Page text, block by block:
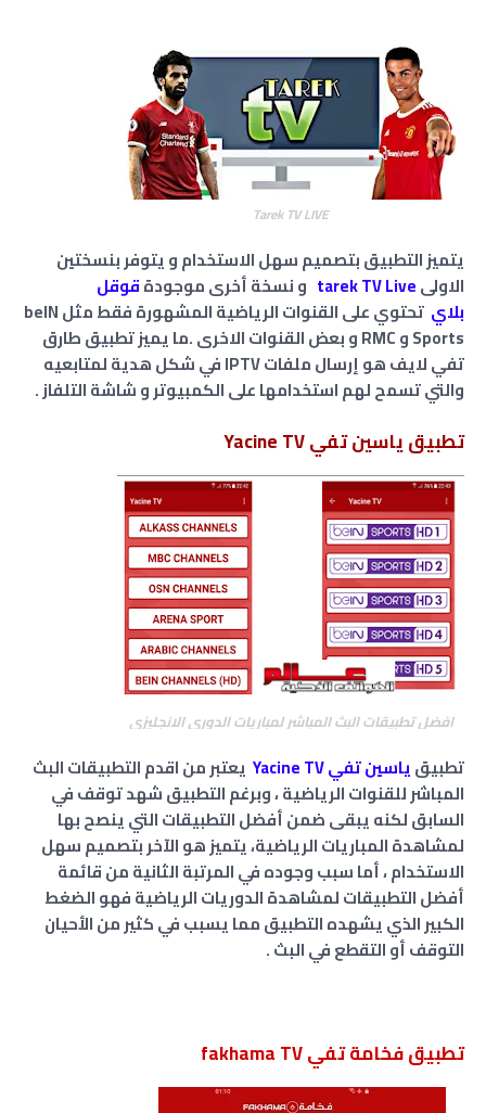
Tarek TV LIVE
يتميز التطبيق بتصميم سهل الاستخدام و يتوفر بنسختين
الاولىtarek TV Live و نسخة أخرى موجودةقوقل
بلاي
تحتوي على القنوات الرياضية المشهورة فقط مثل beIN
Sports و RMC و بعض القنوات الاخرى .ما يميز تطبيق طارق
تفي لايف هو إرسال ملفات IPTV في شكل هدية لمتابعيه
والتي تسمح لهم استخدامها على الكمبيوتر و شاشة التلفاز .
تطبيق ياسين تفي Yacine TV
افضل تطبيقات البث المباشر لمباريات الدوري الانجليزي
تطبيقياسين تفي Yacine TV
يعتبر من اقدم التطبيقات البث
المباشر للقنوات الرياضية ، وبرغم التطبيق شهد توقف في
السابق لكنه يبقى ضمن أفضل التطبيقات التي ينصح بها
لمشاهدة المباريات الرياضية، يتميز هو الآخر بتصميم سهل
الاستخدام ، أما سبب وجوده في المرتبة الثانية من قائمة
أفضل التطبيقات لمشاهدة الدوريات الرياضية فهو الضغط
الكبير الذي يشهده التطبيق مما يسبب في كثير من الأحيان
التوقف أو التقطع في البث .
تطبيق فخامة تفي fakhama TV